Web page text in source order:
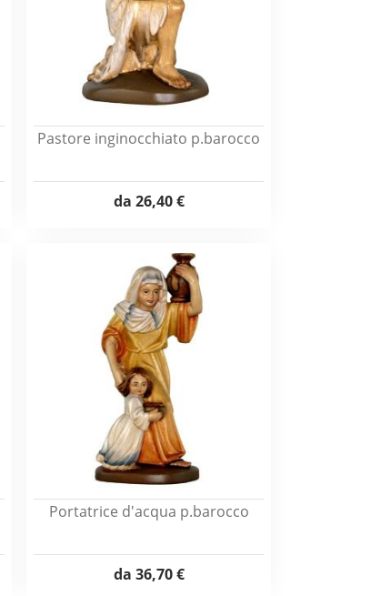
Pastore inginocchiato p.barocco
da 26,40 €
Portatrice d'acqua p.barocco
da 36,70 €